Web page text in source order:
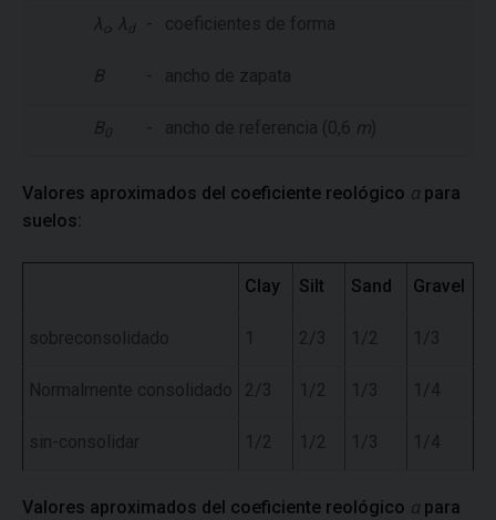
λ , λ d - coeficientes de forma
B - ancho de zapata
B - ancho de referencia (0,6 m)
Valores aproximados del coeficiente reológico α para
suelos:
Clay Silt Sand Gravel
sobreconsolidado 1 2/3 1/2 1/3
Normalmente consolidado 2/3 1/2 1/3 1/4
sin-consolidar 1/2 1/2 1/3 1/4
Valores aproximados del coeficiente reológico α para